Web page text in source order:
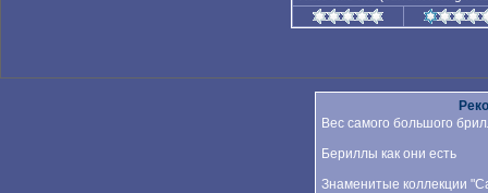
Вес самого большого
Бериллы как они есть
Знаменитые коллекции